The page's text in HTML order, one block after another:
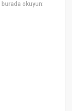
burada okuyun: